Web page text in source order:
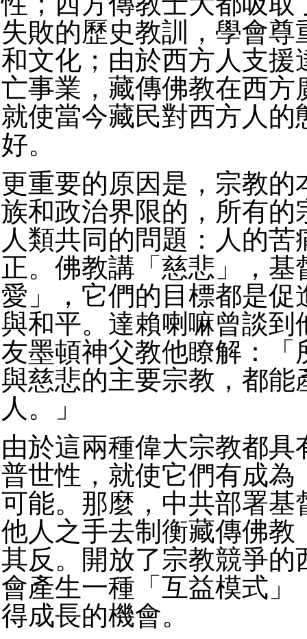
失敗的歷史教訓，學會尊
和文化；由於西方人支援
亡事業，藏傳佛教在西方
就使當今藏民對西方人的
好。
更重要的原因是，宗教的
族和政治界限的，所有的
人類共同的問題：人的苦
正。佛教講「慈悲」，基
愛」，它們的目標都是促
與和平。達賴喇嘛曾談到
友墨頓神父教他瞭解：「
與慈悲的主要宗教，都能
人。」
由於這兩種偉大宗教都具
普世性，就使它們有成為
可能。那麼，中共部署基
他人之手去制衡藏傳佛教
其反。開放了宗教競爭的
會產生一種「互益模式」
得成長的機會。